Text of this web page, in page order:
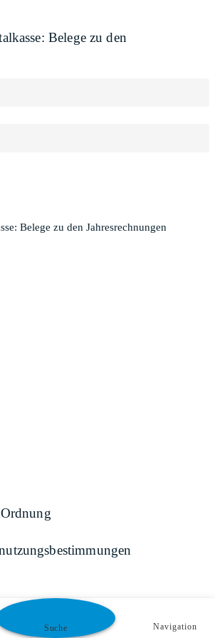
Belege zu den
Belege zu den Jahresrechnungen
Suche Navigation